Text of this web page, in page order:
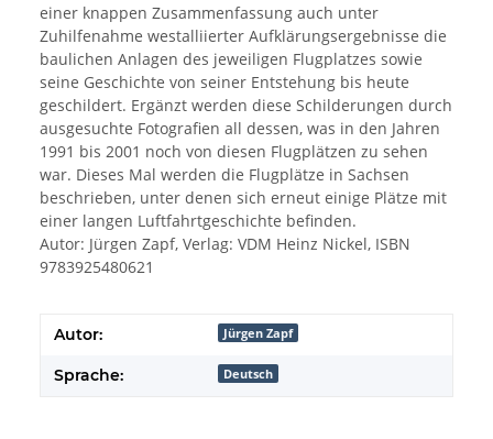
einer knappen Zusammenfassung auch unter
Zuhilfenahme westalliierter Aufklärungsergebnisse die
baulichen Anlagen des jeweiligen Flugplatzes sowie
seine Geschichte von seiner Entstehung bis heute
geschildert. Ergänzt werden diese Schilderungen durch
ausgesuchte Fotografien all dessen, was in den Jahren
1991 bis 2001 noch von diesen Flugplätzen zu sehen
war. Dieses Mal werden die Flugplätze in Sachsen
beschrieben, unter denen sich erneut einige Plätze mit
einer langen Luftfahrtgeschichte befinden.
Autor: Jürgen Zapf, Verlag: VDM Heinz Nickel, ISBN
9783925480621
Autor: Jürgen Zapf
Sprache: Deutsch